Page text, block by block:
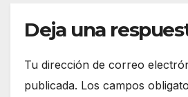
Deja una
Tu dirección de correo
publicada. Los campos